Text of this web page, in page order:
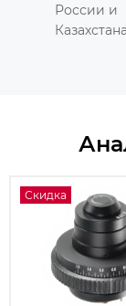
России и
Скидка